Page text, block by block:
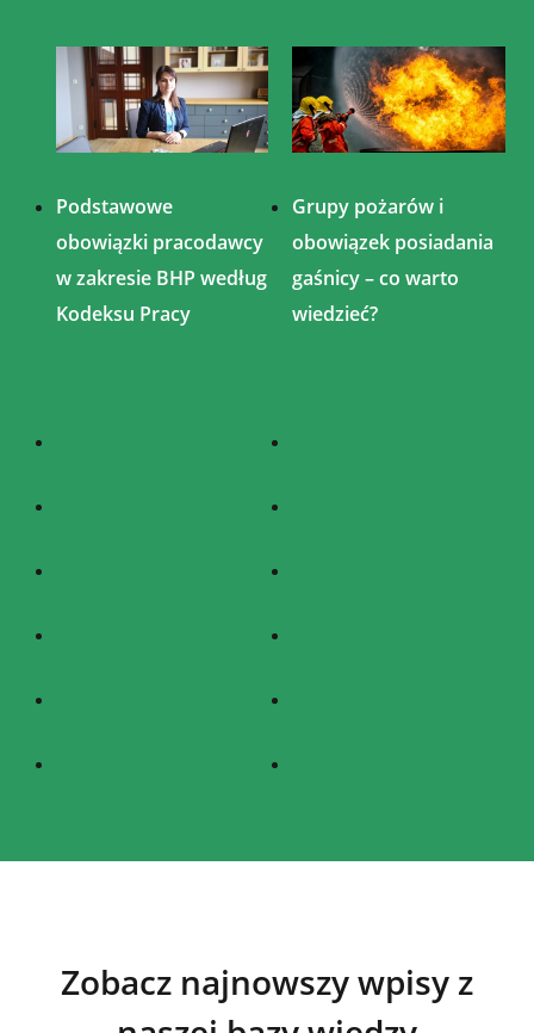
Podstawowe
obowiązki pracodawcy
w zakresie BHP według
Kodeksu Pracy
Grupy pożarów i
obowiązek posiadania
gaśnicy – co warto
wiedzieć?
Zobacz najnowszy wpisy z